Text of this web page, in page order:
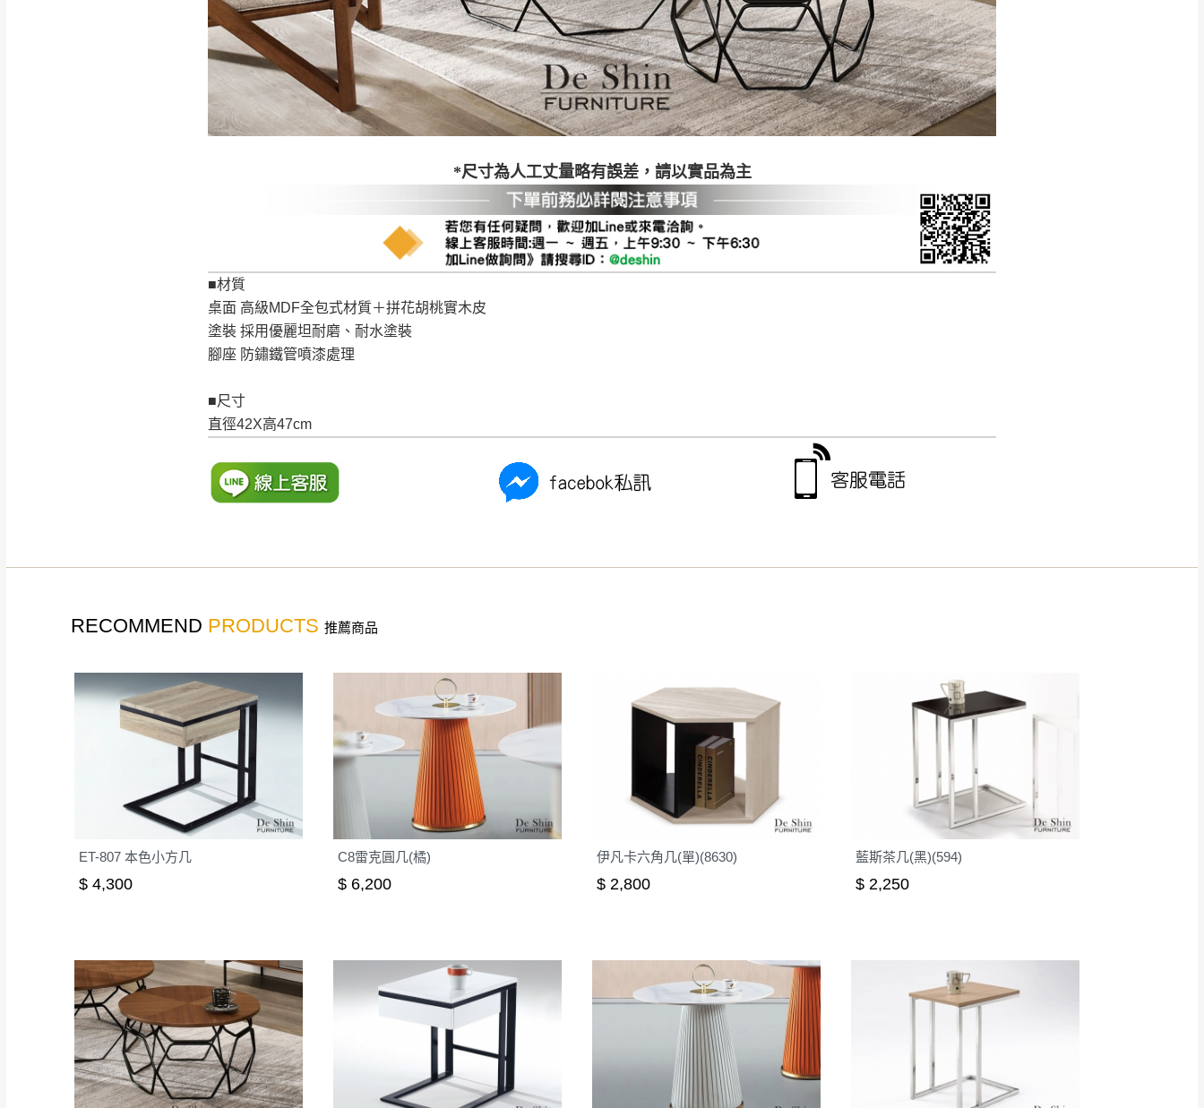
*尺寸為人工丈量略有誤差，請以實品為主
■材質
桌面 高級MDF全包式材質＋拼花胡桃實木皮
塗裝 採用優麗坦耐磨、耐水塗裝
腳座 防鏽鐵管噴漆處理
■尺寸
直徑42X高47cm
無回收家具服務，若需回收家俱可聯絡當地請清潔隊回收,免付費清運專線：0800-085-717
RECOMMEND PRODUCTS 推薦商品
ET-807 本色小方几
$ 4,300
C8雷克圓几(橘)
$ 6,200
伊凡卡六角几(單)(8630)
$ 2,800
藍斯茶几(黑)(594)
$ 2,250